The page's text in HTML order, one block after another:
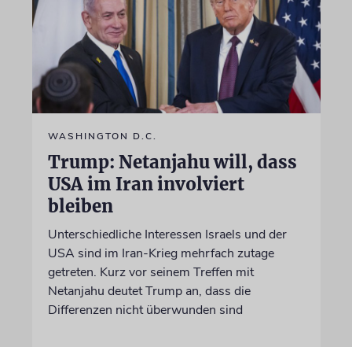
WASHINGTON D.C.
Trump: Netanjahu will, dass
USA im Iran involviert
bleiben
Unterschiedliche Interessen Israels und der
USA sind im Iran-Krieg mehrfach zutage
getreten. Kurz vor seinem Treffen mit
Netanjahu deutet Trump an, dass die
Differenzen nicht überwunden sind